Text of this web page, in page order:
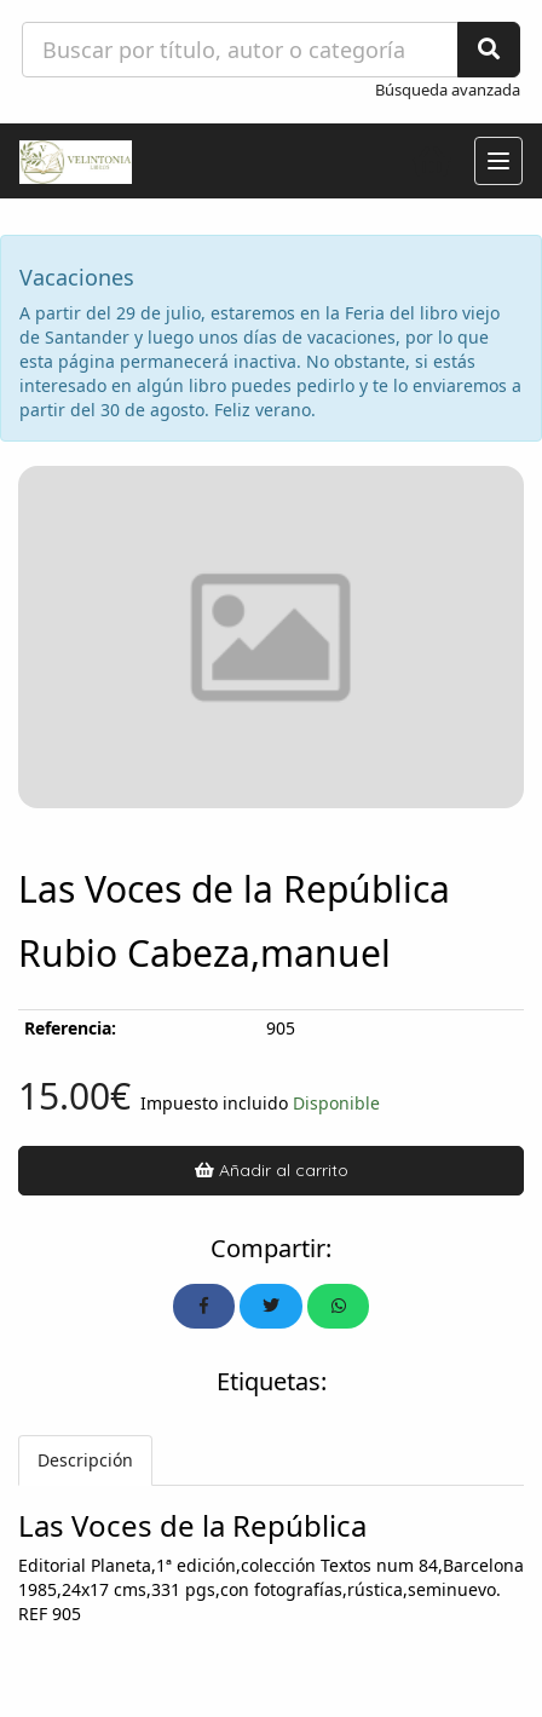
Búsqueda avanzada
Vacaciones
A partir del 29 de julio, estaremos en la Feria del libro viejo
de Santander y luego unos días de vacaciones, por lo que
esta página permanecerá inactiva. No obstante, si estás
interesado en algún libro puedes pedirlo y te lo enviaremos a
partir del 30 de agosto. Feliz verano.
Las Voces de la República
Rubio Cabeza,manuel
Referencia: 905
15.00€ Impuesto incluido Disponible
Añadir al carrito
Compartir:
Etiquetas:
Descripción
Las Voces de la República
Editorial Planeta,1ª edición,colección Textos num 84,Barcelona
1985,24x17 cms,331 pgs,con fotografías,rústica,seminuevo.
REF 905